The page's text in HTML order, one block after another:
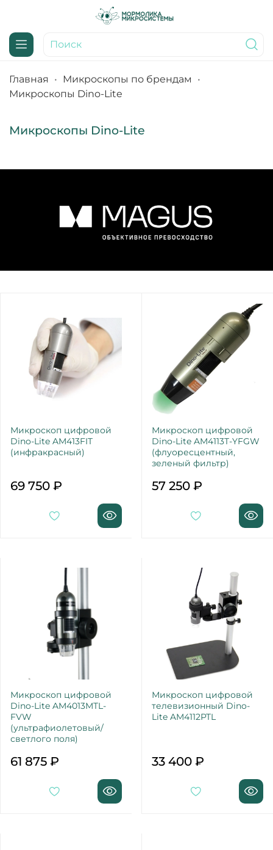
Главная
Микроскопы по брендам
Микроскопы Dino-Lite
Микроскопы Dino-Lite
Микроскоп цифровой
Dino-Lite AM413FIT
(инфракрасный)
69 750 ₽
Микроскоп цифровой
Dino-Lite AM4113T-YFGW
(флуоресцентный,
зеленый фильтр)
57 250 ₽
Микроскоп цифровой
Dino-Lite AM4013MTL-
FVW
(ультрафиолетовый/
светлого поля)
61 875 ₽
Микроскоп цифровой
телевизионный Dino-
Lite AM4112PTL
33 400 ₽